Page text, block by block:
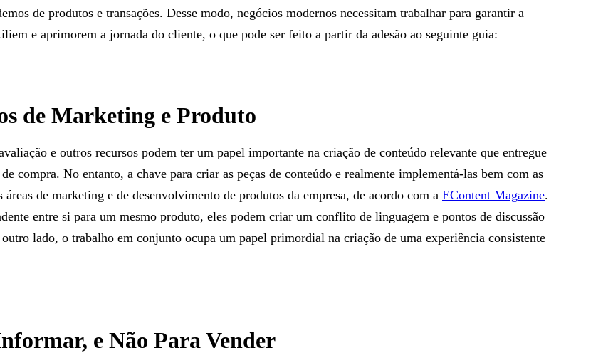
de produtos e transações. Desse modo, negócios modernos necessitam trabalhar para garantir a
e aprimorem a jornada do cliente, o que pode ser feito a partir da adesão ao seguinte guia:
de Marketing e Produto
e outros recursos podem ter um papel importante na criação de conteúdo relevante que entregue
compra. No entanto, a chave para criar as peças de conteúdo e realmente implementá-las bem com as
de marketing e de desenvolvimento de produtos da empresa, de acordo com a EContent Magazine.
entre si para um mesmo produto, eles podem criar um conflito de linguagem e pontos de discussão
lado, o trabalho em conjunto ocupa um papel primordial na criação de uma experiência consistente
e Não Para Vender